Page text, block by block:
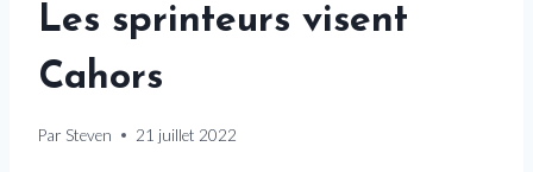
Les sprinteurs visent
Cahors
Par Steven 21 juillet 2022